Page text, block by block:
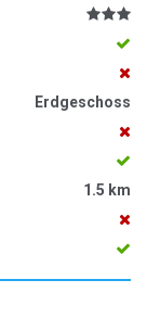
Erdgeschoss
1.5 km